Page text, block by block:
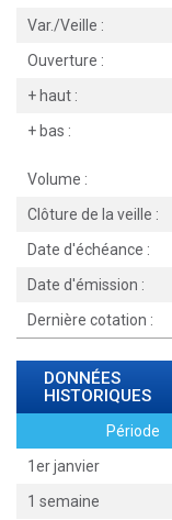
Var./Veille :
Ouverture :
+ haut :
+ bas :
Volume :
Clôture de la veille :
Date d'échéance :
Date d'émission :
Dernière cotation :
DONNÉES
HISTORIQUES
Période
1er janvier
1 semaine